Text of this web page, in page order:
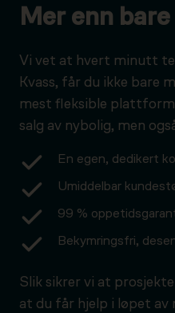
Mer enn
Vi vet at hvert minutt
Kvass, får du ikke bare
mest fleksible
salg av nybolig, men
En egen, dedikert
Umiddelbar
99 %
Bekymringsfri,
Slik sikrer vi at
at du får hjelp i løpet